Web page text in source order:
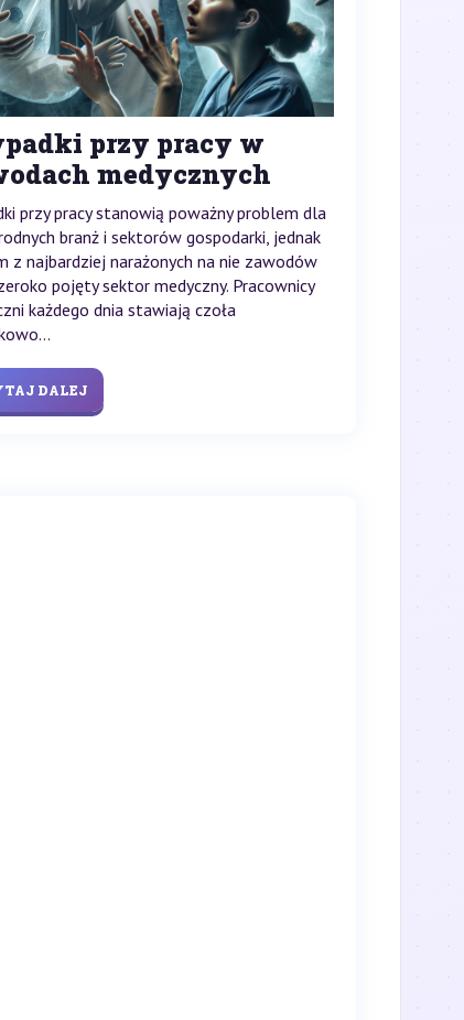
przy pracy w
medycznych
przy pracy stanowią poważny problem dla
branż i sektorów gospodarki, jednak
z najbardziej narażonych na nie zawodów
pojęty sektor medyczny. Pracownicy
każdego dnia stawiają czoła
DALEJ